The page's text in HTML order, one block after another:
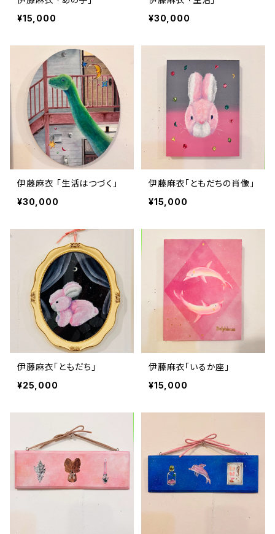
¥15,000
¥30,000
伊藤麻衣 「生活はつづく」
¥30,000
伊藤麻衣「ともだちの肖像」
¥15,000
伊藤麻衣「ともだち」
¥25,000
伊藤麻衣「いるか座」
¥15,000